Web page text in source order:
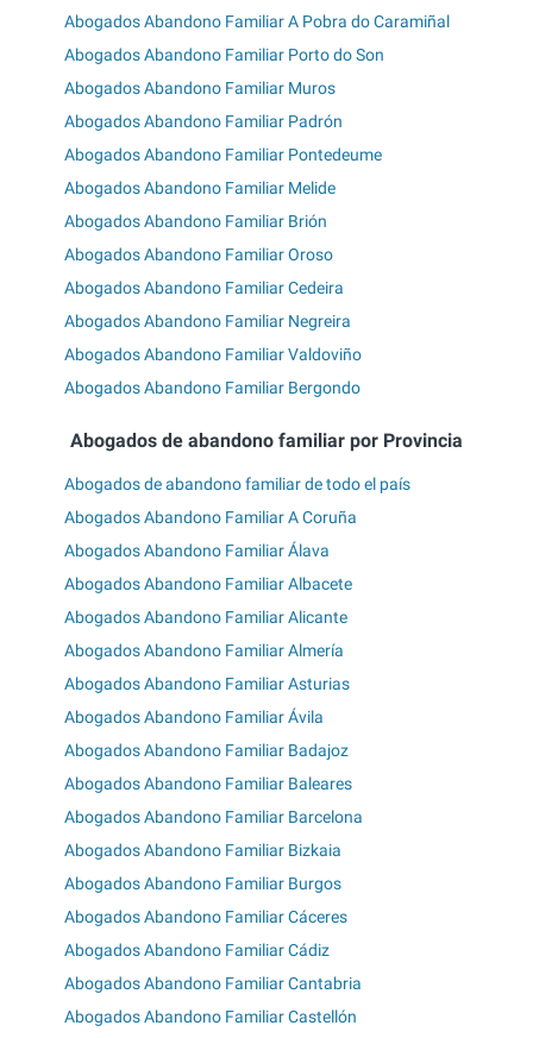
Abogados Abandono Familiar A Pobra do Caramiñal
Abogados Abandono Familiar Porto do Son
Abogados Abandono Familiar Muros
Abogados Abandono Familiar Padrón
Abogados Abandono Familiar Pontedeume
Abogados Abandono Familiar Melide
Abogados Abandono Familiar Brión
Abogados Abandono Familiar Oroso
Abogados Abandono Familiar Cedeira
Abogados Abandono Familiar Negreira
Abogados Abandono Familiar Valdoviño
Abogados Abandono Familiar Bergondo
Abogados de abandono familiar por Provincia
Abogados de abandono familiar de todo el país
Abogados Abandono Familiar A Coruña
Abogados Abandono Familiar Álava
Abogados Abandono Familiar Albacete
Abogados Abandono Familiar Alicante
Abogados Abandono Familiar Almería
Abogados Abandono Familiar Asturias
Abogados Abandono Familiar Ávila
Abogados Abandono Familiar Badajoz
Abogados Abandono Familiar Baleares
Abogados Abandono Familiar Barcelona
Abogados Abandono Familiar Bizkaia
Abogados Abandono Familiar Burgos
Abogados Abandono Familiar Cáceres
Abogados Abandono Familiar Cádiz
Abogados Abandono Familiar Cantabria
Abogados Abandono Familiar Castellón